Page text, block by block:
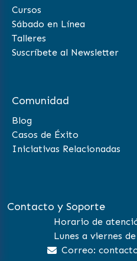
Cursos
Sábado en Línea
Talleres
Suscríbete al Newsletter
Comunidad
Blog
Casos de Éxito
Iniciativas Relacionadas
Contacto y Soporte
Horario de
Lunes a viernes
Correo: